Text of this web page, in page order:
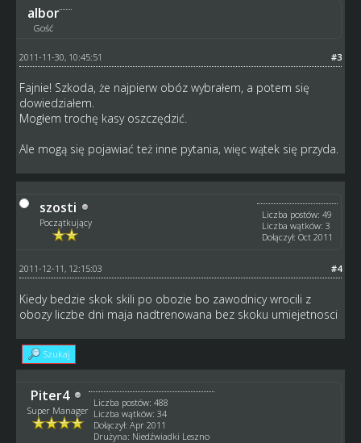
albor
Gość
#3
2011-11-30, 10:45:51
Fajnie! Szkoda, że najpierw obóz wybrałem, a potem się
dowiedziałem.
Mogłem trochę kasy oszczędzić.
Ale mogą się pojawiać też inne pytania, więc wątek się przyda.
szosti
Początkujący
Liczba postów: 49
Liczba wątków: 3
Dołączył: Oct 2011
#4
2011-12-11, 12:15:03
Kiedy bedzie skok skili po obozie bo zawodnicy wrocili z
obozy liczbe dni maja nadtrenowana bez skoku umiejetnosci
Szukaj
Piter4
Super Manager
Liczba postów: 488
Liczba wątków: 34
Dołączył: Apr 2011
Drużyna: Niedźwiadki Leszno